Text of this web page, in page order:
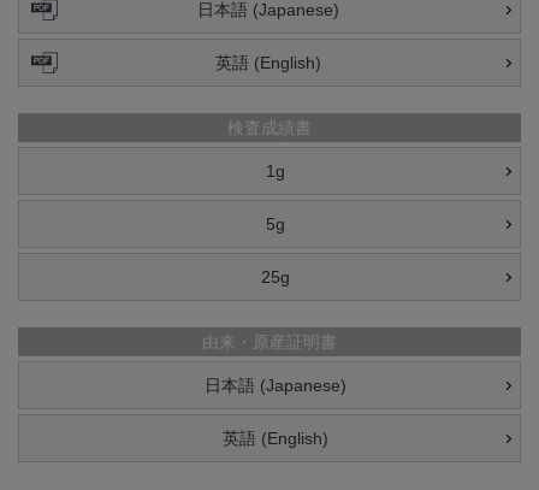
日本語 (Japanese)
英語 (English)
検査成績書
1g
5g
25g
由来・原産証明書
日本語 (Japanese)
英語 (English)